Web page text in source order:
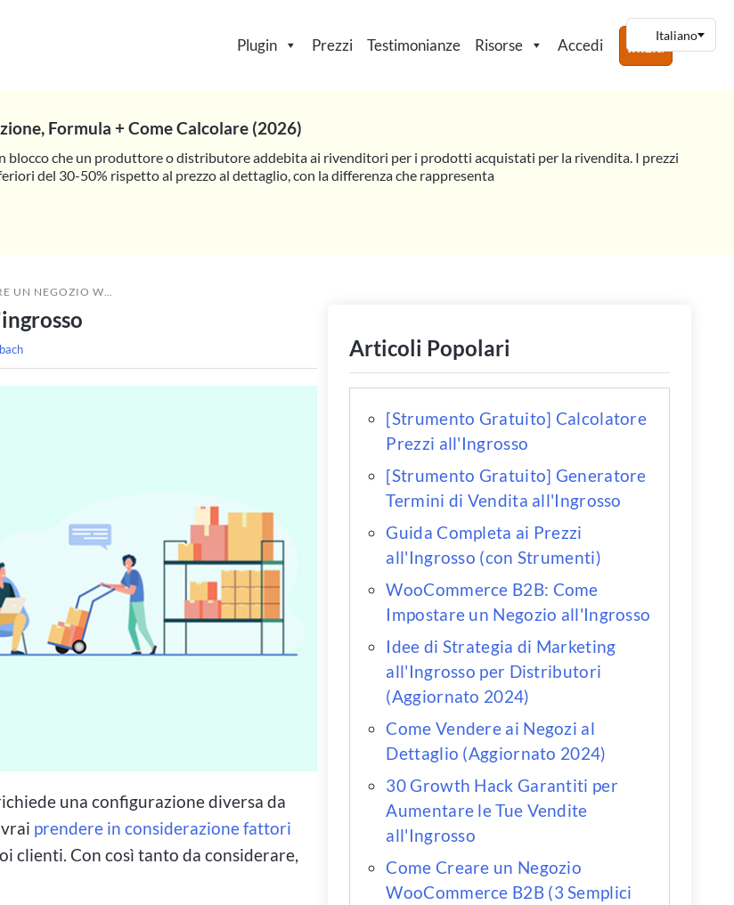
Plugin Prezzi Testimonianze Risorse Accedi Inizia
Formula + Come Calcolare (2026)
blocco che un produttore o distributore addebita ai rivenditori per i prodotti acquistati per la rivendita. I prezzi
del 30-50% rispetto al prezzo al dettaglio, con la differenza che rappresenta
WOOCOMMERCE ALL'INGROSSO
una configurazione diversa da
prendere in considerazione fattori
clienti. Con così tanto da considerare,
Articoli Popolari
[Strumento Gratuito] Calcolatore
Prezzi all'Ingrosso
[Strumento Gratuito] Generatore
Termini di Vendita all'Ingrosso
Guida Completa ai Prezzi
all'Ingrosso (con Strumenti)
WooCommerce B2B: Come
Impostare un Negozio all'Ingrosso
Idee di Strategia di Marketing
all'Ingrosso per Distributori
(Aggiornato 2024)
Come Vendere ai Negozi al
Dettaglio (Aggiornato 2024)
30 Growth Hack Garantiti per
Aumentare le Tue Vendite
all'Ingrosso
Come Creare un Negozio
WooCommerce B2B (3 Semplici